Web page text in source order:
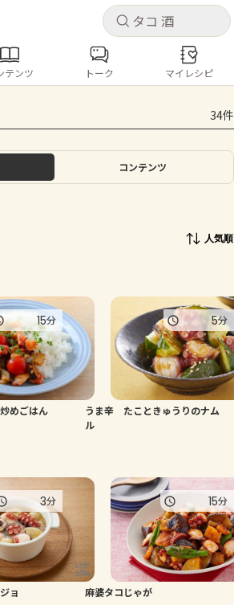
キャ
インするとレシピを保存できます
問い合わせ
キャ
コンテンツ
シピ
なす トマト とうもろこし
ピーマン
テンツ トーク マイレシピ
34件
コンテンツ
人気順
めごはん
15分
うま辛 たこときゅうりのナム
ル
5分
ョ
3分
麻婆タコじゃが
15分